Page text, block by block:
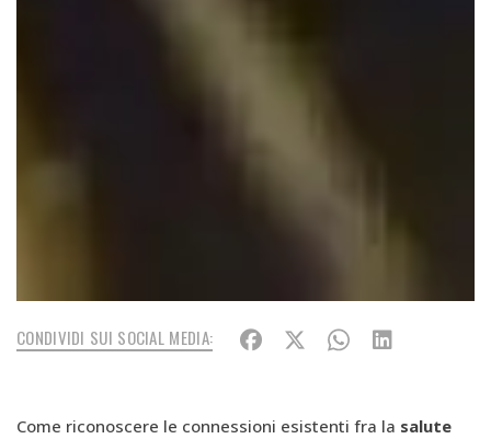
CONDIVIDI SUI SOCIAL MEDIA:
Come riconoscere le connessioni esistenti fra la salute